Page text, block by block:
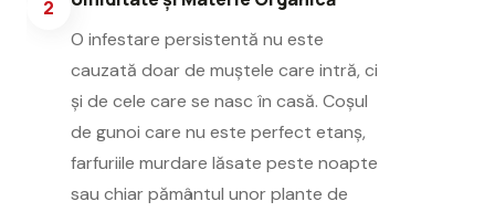
2
O infestare persistentă nu este
cauzată doar de muștele care intră, ci
și de cele care se nasc în casă. Coșul
de gunoi care nu este perfect etanș,
farfuriile murdare lăsate peste noapte
sau chiar pământul unor plante de